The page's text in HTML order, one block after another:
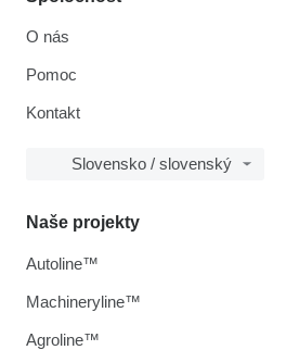
O nás
Pomoc
Kontakt
Slovensko / slovenský
Naše projekty
Autoline™
Machineryline™
Agroline™